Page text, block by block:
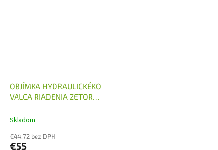
OBJÍMKA HYDRAULICKÉKO
VALCA RIADENIA ZETOR
Skladom
€44,72 bez DPH
€55